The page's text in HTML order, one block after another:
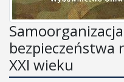
bezpieczeństwa
XXI wieku